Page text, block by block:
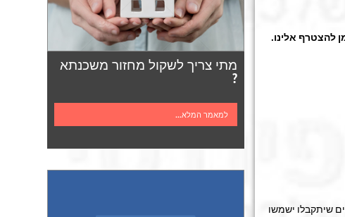
מתי צריך לשקול מחזור משכנתא
?
למאמר המלא...
להצטרף אלינו.
שיתקבלו ישמשו